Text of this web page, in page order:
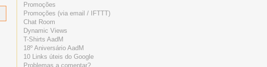
Promoções
Promoções (via email / IFTTT)
Chat Room
Dynamic Views
T-Shirts AadM
18º Aniversário AadM
10 Links úteis do Google
Problemas a comentar?